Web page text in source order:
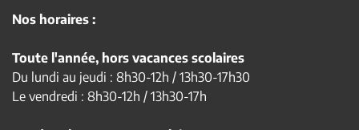
Nos horaires :
Toute l'année, hors vacances scolaires
Du lundi au jeudi : 8h30-12h / 13h30-17h30
Le vendredi : 8h30-12h / 13h30-17h